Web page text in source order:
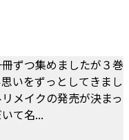
ずつ集めましたが３巻
いをずっとしてきまし
メイクの発売が決まっ
て名...